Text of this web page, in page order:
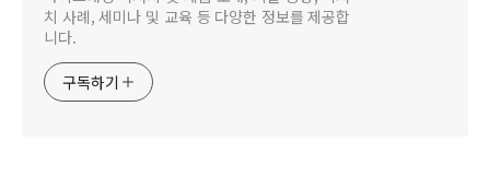
치 사례, 세미나 및 교육 등 다양한 정보를 제공합
니다.
구독하기